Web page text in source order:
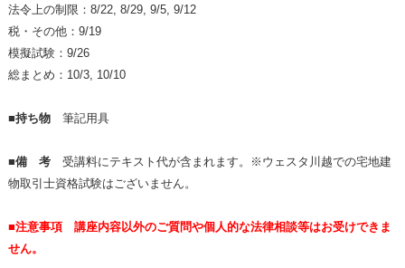
法令上の制限：8/22, 8/29, 9/5, 9/12
税・その他：9/19
模擬試験：9/26
総まとめ： 10/3, 10/10
■持ち物筆記用具
■備 考受講料にテキスト代が含まれます。※ウェスタ川越での宅地建
物取引士資格試験はございません。
■注意事項 講座内容以外のご質問や個人的な法律相談等はお受けできま
せん。